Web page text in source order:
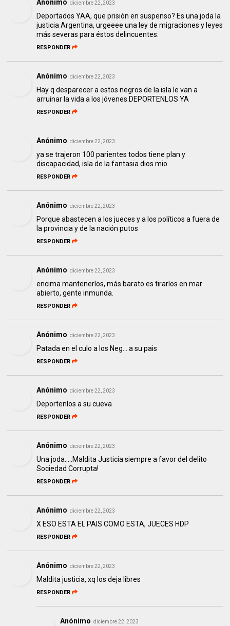
Anónimo diciembre 22, 2023
Deportados YAA, que prisión en suspenso? Es una joda la
justicia Argentina, urgeeee una ley de migraciones y leyes
más severas para éstos delincuentes.
RESPONDER
Anónimo diciembre 22, 2023
Hay q desparecer a estos negros de la isla le van a
arruinar la vida a los jóvenes.DEPORTENLOS YA
RESPONDER
Anónimo diciembre 22, 2023
ya se trajeron 100 parientes todos tiene plan y
discapacidad, isla de la fantasia dios mio
RESPONDER
Anónimo diciembre 22, 2023
Porque abastecen a los jueces y a los políticos a fuera de
la provincia y de la nación putos
RESPONDER
Anónimo diciembre 22, 2023
encima mantenerlos, más barato es tirarlos en mar
abierto, gente inmunda.
RESPONDER
Anónimo diciembre 22, 2023
Patada en el culo a los Neg... a su pais
RESPONDER
Anónimo diciembre 22, 2023
Deportenlos a su cueva
RESPONDER
Anónimo diciembre 22, 2023
Una joda.....Maldita Justicia siempre a favor del delito
Sociedad Corrupta!
RESPONDER
Anónimo diciembre 22, 2023
X ESO ESTA EL PAIS COMO ESTA, JUECES HDP
RESPONDER
Anónimo diciembre 22, 2023
Maldita justicia, xq los deja libres
RESPONDER
Anónimo diciembre 22, 2023